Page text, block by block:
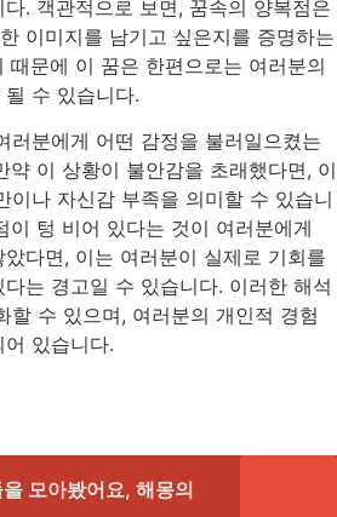
. 객관적으로 보면, 꿈속의 양복점은
이미지를 남기고 싶은지를 증명하는
때문에 이 꿈은 한편으로는 여러분의
수 있습니다.
러분에게 어떤 감정을 불러일으켰는
약 이 상황이 불안감을 초래했다면, 이
이나 자신감 부족을 의미할 수 있습니
이 텅 비어 있다는 것이 여러분에게
다면, 이는 여러분이 실제로 기회를
는 경고일 수 있습니다. 이러한 해석
할 수 있으며, 여러분의 개인적 경험
있습니다.
모아봤어요, 해몽의